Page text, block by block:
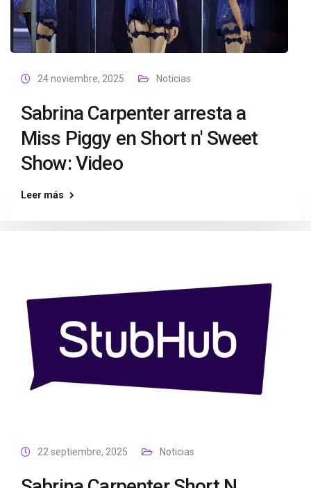
24 noviembre, 2025 Noticias
Sabrina Carpenter arresta a
Miss Piggy en Short n' Sweet
Show: Video
Leer más
22 septiembre, 2025 Noticias